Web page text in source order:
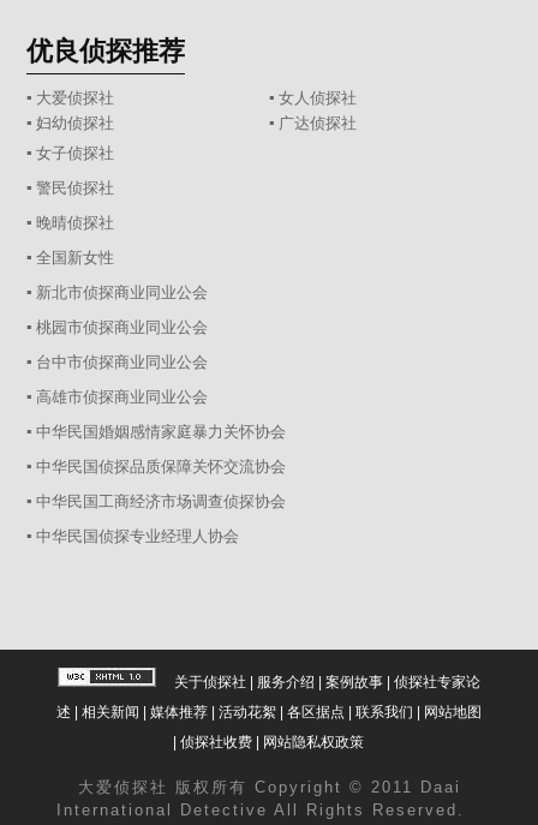
优良侦探推荐
▪ 大爱侦探社
▪ 女人侦探社
▪ 妇幼侦探社
▪ 广达侦探社
▪ 女子侦探社
▪ 警民侦探社
▪ 晚晴侦探社
▪ 全国新女性
▪ 新北市侦探商业同业公会
▪ 桃园市侦探商业同业公会
▪ 台中市侦探商业同业公会
▪ 高雄市侦探商业同业公会
▪ 中华民国婚姻感情家庭暴力关怀协会
▪ 中华民国侦探品质保障关怀交流协会
▪ 中华民国工商经济市场调查侦探协会
▪ 中华民国侦探专业经理人协会
关于侦探社 | 服务介绍 | 案例故事| 侦探社专家论
述 | 相关新闻 | 媒体推荐| 活动花絮| 各区据点 | 联系我们 | 网站地图
|侦探社收费 | 网站隐私权政策
大爱 侦探社
版权所有 Copyright © 2011 Daai
International Detective All Rights Reserved.